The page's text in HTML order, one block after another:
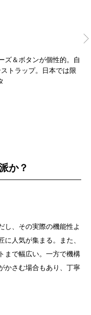
ズ＆ボタンが個性的。自
トラップ。日本では限
か？
し、その実際の機能性よ
に人気が集まる。また、
まで幅広い。一方で機構
かさむ場合もあり、丁寧